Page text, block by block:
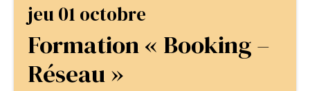
jeu 01 octobre
Formation « Booking –
Réseau »